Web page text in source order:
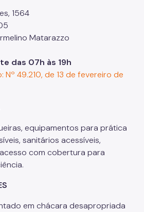
1564
Matarazzo
das 07h às 19h
49.210, de 13 de fevereiro de
equipamentos para prática
sanitários acessíveis,
com cobertura para
em chácara desapropriada